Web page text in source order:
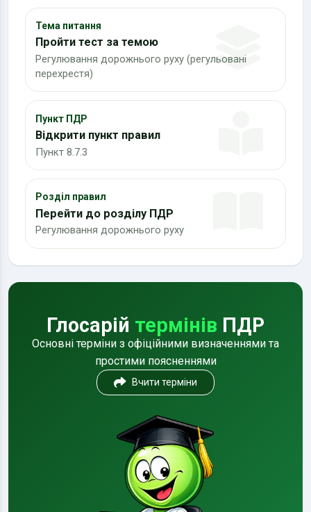
Тема питання
Пройти тест за темою
Регулювання дорожнього руху (регульовані
перехрестя)
Пункт ПДР
Відкрити пункт правил
Пункт 8.7.3
Розділ правил
Перейти до розділу ПДР
Регулювання дорожнього руху
Глосарій термінів ПДР
Основні терміни з офіційними визначеннями та
простими поясненнями
Вчити терміни